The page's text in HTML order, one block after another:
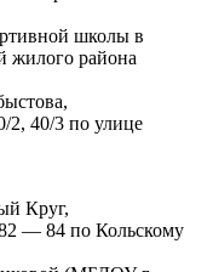
школы в
жилого района
2, 40/3 по улице
Круг,
— 84 по Кольскому